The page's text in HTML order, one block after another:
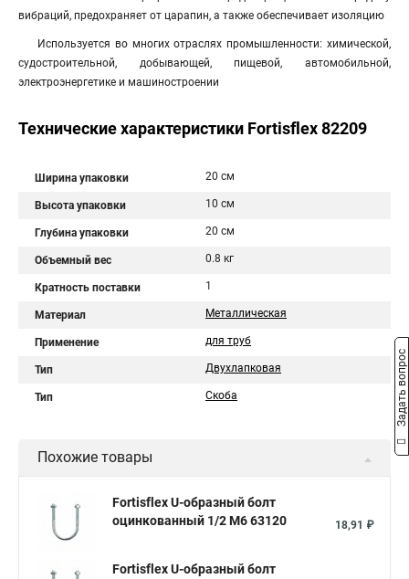
вибраций, предохраняет от царапин, а также обеспечивает изоляцию
Используется во многих отраслях промышленности: химической,
судостроительной, добывающей, пищевой, автомобильной,
электроэнергетике и машиностроении
Технические характеристики Fortisflex 82209
Ширина упаковки 20 см
Высота упаковки 10 см
Глубина упаковки 20 см
Объемный вес 0.8 кг
Кратность поставки 1
Материал Металлическая
Применение для труб
Тип Двухлапковая
Тип Скоба
Похожие товары
Fortisflex U-образный болт
оцинкованный 1/2 М6 63120
18,91 ₽
Fortisflex U-образный болт
Задать вопрос